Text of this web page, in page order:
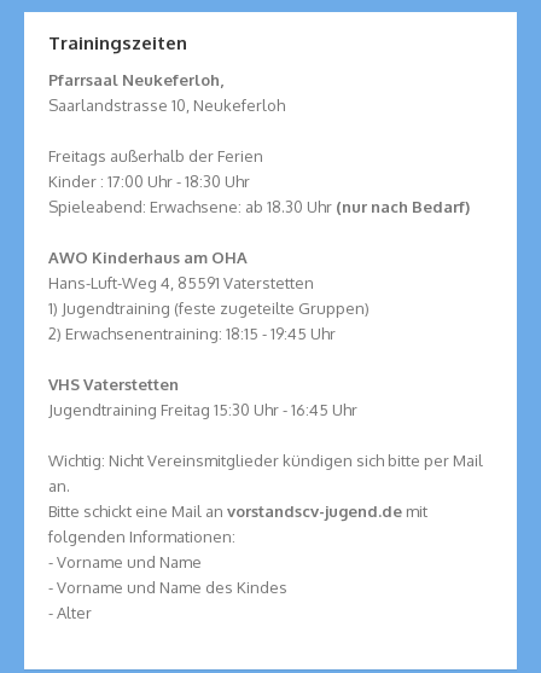
Trainingszeiten
Pfarrsaal Neukeferloh,
Saarlandstrasse 10, Neukeferloh
Freitags außerhalb der Ferien
Kinder : 17:00 Uhr - 18:30 Uhr
Spieleabend: Erwachsene: ab 18.30 Uhr (nur nach Bedarf)
AWO Kinderhaus am OHA
Hans-Luft-Weg 4, 85591 Vaterstetten
1) Jugendtraining (feste zugeteilte Gruppen)
2) Erwachsenentraining: 18:15 - 19:45 Uhr
VHS Vaterstetten
Jugendtraining Freitag 15:30 Uhr - 16:45 Uhr
Wichtig: Nicht Vereinsmitglieder kündigen sich bitte per Mail
an.
Bitte schickt eine Mail an vorstandscv-jugend.de mit
folgenden Informationen:
- Vorname und Name
- Vorname und Name des Kindes
- Alter